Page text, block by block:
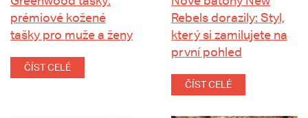
prémiové kožené
tašky pro muže a ženy
ČÍST CELÉ
Rebels dorazily: Styl,
který si zamilujete na
první pohled
ČÍST CELÉ